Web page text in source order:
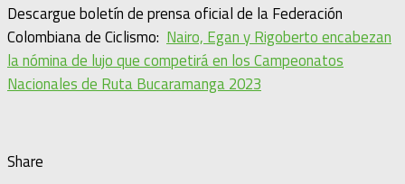
Descargue boletín de prensa oficial de la Federación
Colombiana de Ciclismo: Nairo, Egan y Rigoberto encabezan
la nómina de lujo que competirá en los Campeonatos
Nacionales de Ruta Bucaramanga 2023
Share